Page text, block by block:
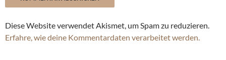
Diese Website verwendet Akismet, um Spam zu reduzieren.
Erfahre, wie deine Kommentardaten verarbeitet werden.